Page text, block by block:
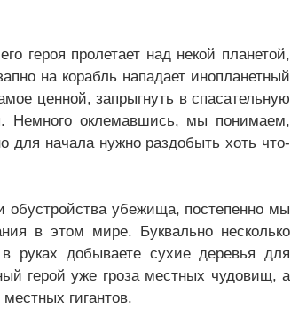
героя пролетает над некой планетой,
на корабль нападает инопланетный
ценной, запрыгнуть в спасательную
Немного оклемавшись, мы понимаем,
для начала нужно раздобыть хоть что-
обустройства убежища, постепенно мы
в этом мире. Буквально несколько
добываете сухие деревья для
герой уже гроза местных чудовищ, а
гигантов.